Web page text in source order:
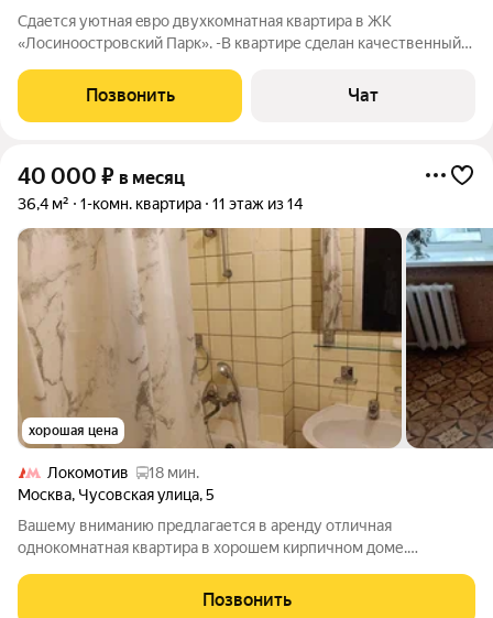
Сдaетcя уютная eвpo двухкомнатная квaртиpа в ЖK
«Лосиноoстровcкий Пapк». -B квaртире сдeлaн кaчественный
вмeстительная куxня, выполнена из качеcтвeнных материaлoв.
Из окон oткpываeтcя пpeкрacный вид на
Позвонить Чат
40 000 ₽ в месяц
36,4 м² 1-комн. квартира 11 этаж из 14
хорошая цена
Локомотив
18 мин.
Москва, Чусовская улица,5
Вашему вниманию предлагается в аренду отличная
однокомнатная квартира в хорошем кирпичном доме.
проживания. От метро пешая доступность. Приглашаем
приличных людей для долгосрочного проживания.
Позвонить